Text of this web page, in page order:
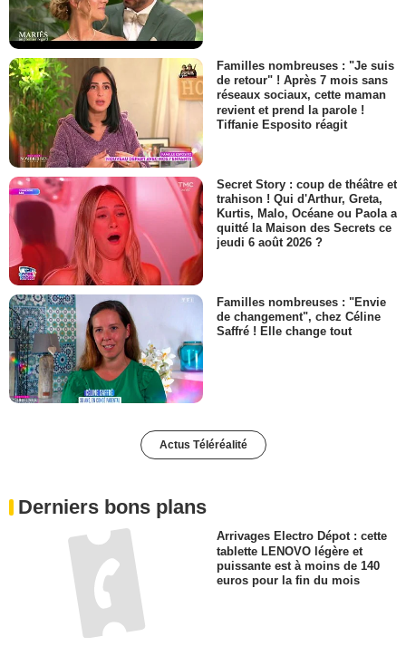
Familles nombreuses : "Je suis
de retour" ! Après 7 mois sans
réseaux sociaux, cette maman
revient et prend la parole !
Tiffanie Esposito réagit
Secret Story : coup de théâtre et
trahison ! Qui d'Arthur, Greta,
Kurtis, Malo, Océane ou Paola a
quitté la Maison des Secrets ce
jeudi 6 août 2026 ?
Familles nombreuses : "Envie
de changement", chez Céline
Saffré ! Elle change tout
Actus Téléréalité
Derniers bons plans
Arrivages Electro Dépot : cette
tablette LENOVO légère et
puissante est à moins de 140
euros pour la fin du mois